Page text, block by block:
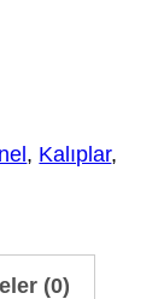
, Kalıplar,
(0)